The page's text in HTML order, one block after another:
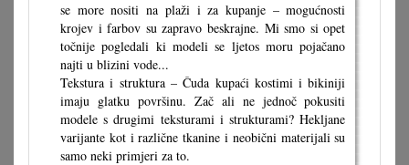
se more nositi na plaži i za kupanje – mogućnosti
krojev i farbov su zapravo beskrajne. Mi smo si opet
točnije pogledali ki modeli se ljetos moru pojačano
najti u blizini vode...
Tekstura i struktura – Čuda kupaći kostimi i bikiniji
imaju glatku površinu. Zač ali ne jednoč pokusiti
modele s drugimi teksturami i strukturami? Hekljane
varijante kot i različne tkanine i neobični materijali su
samo neki primjeri za to.